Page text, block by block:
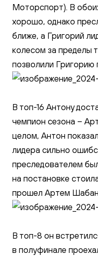
Моторспорт). В
хорошо, однако
ближе, а Григорий
колесом за пределы
позволили Григорию
В топ-16 Антону
чемпион сезона –
целом, Антон
лидера сильно
преследователем
на постановке
прошел Артем
В топ-8 он
в полуфинале